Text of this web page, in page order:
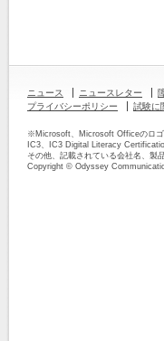
ニュース ニュースレター
プライバシーポリシー
試験に
※Microsoft、Microsoft Officeのロゴ
IC3、IC3 Digital Literacy
その他、記載されている会社名、製
Copyright © Odyssey